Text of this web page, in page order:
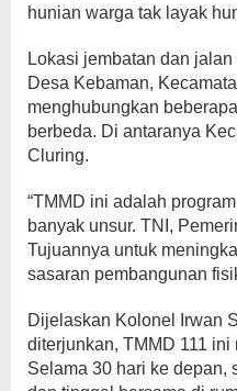
hunian warga tak layak
Lokasi jembatan dan
Desa Kebaman,
menghubungkan
berbeda. Di antaranya
Cluring.
“TMMD ini adalah
banyak unsur. TNI,
Tujuannya untuk
sasaran pembangunan
Dijelaskan Kolonel Irwan
diterjunkan, TMMD 111
Selama 30 hari ke depan,